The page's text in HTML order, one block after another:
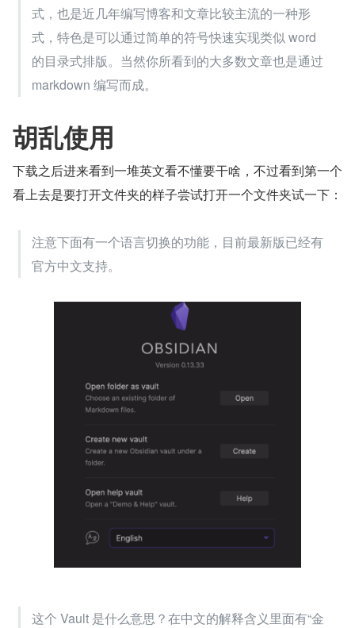
式，也是近几年编写博客和文章比较主流的一种形
式，特色是可以通过简单的符号快速实现类似 word
的目录式排版。当然你所看到的大多数文章也是通过
markdown 编写而成。
胡乱使用
下载之后进来看到一堆英文看不懂要干啥，不过看到第一个
看上去是要打开文件夹的样子尝试打开一个文件夹试一下：
注意下面有一个语言切换的功能，目前最新版已经有
官方中文支持。
这个 Vault 是什么意思？在中文的解释含义里面有“金